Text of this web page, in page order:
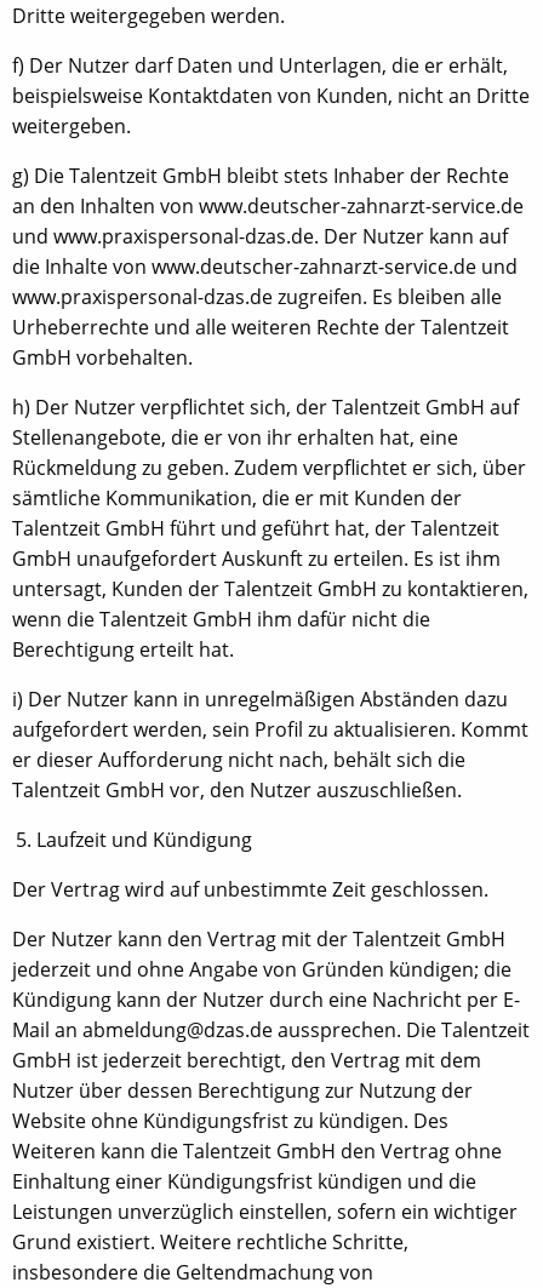
Dritte weitergegeben werden.
f) Der Nutzer darf Daten und Unterlagen, die er erhält,
beispielsweise Kontaktdaten von Kunden, nicht an Dritte
weitergeben.
g) Die Talentzeit GmbH bleibt stets Inhaber der Rechte
an den Inhalten von www.deutscher-zahnarzt-service.de
und www.praxispersonal-dzas.de. Der Nutzer kann auf
die Inhalte von www.deutscher-zahnarzt-service.de und
www.praxispersonal-dzas.de zugreifen. Es bleiben alle
Urheberrechte und alle weiteren Rechte der Talentzeit
GmbH vorbehalten.
h) Der Nutzer verpflichtet sich, der Talentzeit GmbH auf
Stellenangebote, die er von ihr erhalten hat, eine
Rückmeldung zu geben. Zudem verpflichtet er sich, über
sämtliche Kommunikation, die er mit Kunden der
Talentzeit GmbH führt und geführt hat, der Talentzeit
GmbH unaufgefordert Auskunft zu erteilen. Es ist ihm
untersagt, Kunden der Talentzeit GmbH zu kontaktieren,
wenn die Talentzeit GmbH ihm dafür nicht die
Berechtigung erteilt hat.
i) Der Nutzer kann in unregelmäßigen Abständen dazu
aufgefordert werden, sein Profil zu aktualisieren. Kommt
er dieser Aufforderung nicht nach, behält sich die
Talentzeit GmbH vor, den Nutzer auszuschließen.
Laufzeit und Kündigung
Der Vertrag wird auf unbestimmte Zeit geschlossen.
Der Nutzer kann den Vertrag mit der Talentzeit GmbH
jederzeit und ohne Angabe von Gründen kündigen; die
Kündigung kann der Nutzer durch eine Nachricht per E-
Mail an abmeldung@dzas.de aussprechen. Die Talentzeit
GmbH ist jederzeit berechtigt, den Vertrag mit dem
Nutzer über dessen Berechtigung zur Nutzung der
Website ohne Kündigungsfrist zu kündigen. Des
Weiteren kann die Talentzeit GmbH den Vertrag ohne
Einhaltung einer Kündigungsfrist kündigen und die
Leistungen unverzüglich einstellen, sofern ein wichtiger
Grund existiert. Weitere rechtliche Schritte,
insbesondere die Geltendmachung von